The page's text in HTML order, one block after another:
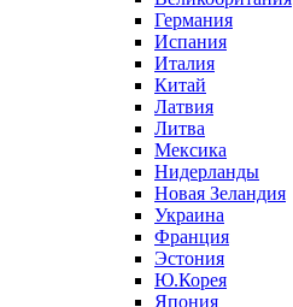
Германия
Испания
Италия
Китай
Латвия
Литва
Мексика
Нидерланды
Новая Зеландия
Украина
Франция
Эстония
Ю.Корея
Япония